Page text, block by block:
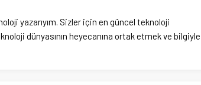
yazarıyım. Sizler için en güncel teknoloji
dünyasının heyecanına ortak etmek ve bilgiyle